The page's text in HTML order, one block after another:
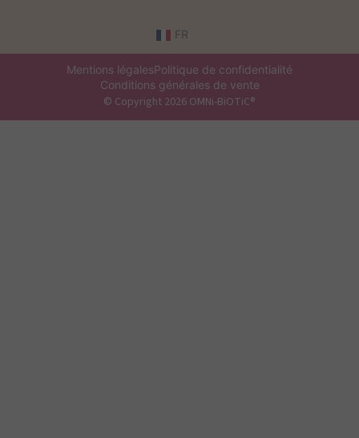
FR
Mentions légalesPolitique de confidentialité
Conditions générales de vente
© Copyright 2026 OMNi-BiOTiC®